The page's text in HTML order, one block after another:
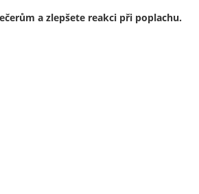
a zlepšete reakci při poplachu.